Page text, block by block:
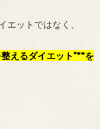
エットではなく、
えるダイエット”**を